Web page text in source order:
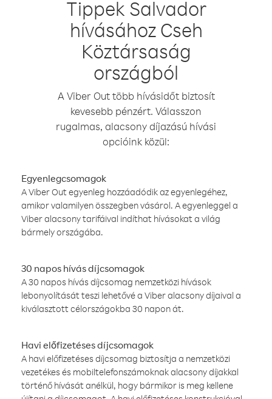
Tippek Salvador
hívásához Cseh
Köztársaság
országból
A Viber Out több hívásidőt biztosít
kevesebb pénzért. Válasszon
rugalmas, alacsony díjazású hívási
opcióink közül:
Egyenlegcsomagok
A Viber Out egyenleg hozzáadódik az egyenlegéhez,
amikor valamilyen összegben vásárol. A egyenleggel a
Viber alacsony tarifáival indíthat hívásokat a világ
bármely országába.
30 napos hívás díjcsomagok
A 30 napos hívás díjcsomag nemzetközi hívások
lebonyolítását teszi lehetővé a Viber alacsony díjaival a
kiválasztott célországokba 30 napon át.
Havi előfizetéses díjcsomagok
A havi előfizetéses díjcsomag biztosítja a nemzetközi
vezetékes és mobiltelefonszámoknak alacsony díjakkal
történő hívását anélkül, hogy bármikor is meg kellene